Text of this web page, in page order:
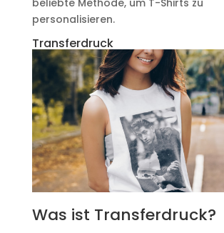
beliebte Methode, um T-Shirts zu
personalisieren.
Transferdruck
Was ist Transferdruck?